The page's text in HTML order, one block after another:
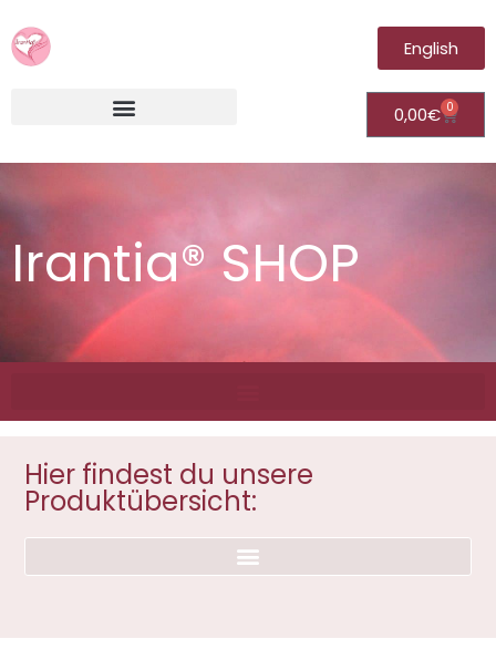
English
0,00€ 0
Irantia® SHOP
Hier findest du unsere
Produktübersicht: